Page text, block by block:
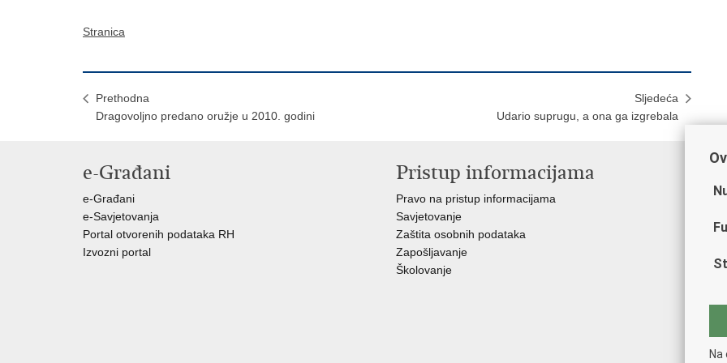
Stranica
Prethodna
Dragovoljno predano oružje u 2010. godini
Sljedeća
Udario suprugu, a ona ga izgrebala
e-Građani
e-Građani
e-Savjetovanja
Portal otvorenih podataka RH
Izvozni portal
Pristup informacijama
Pravo na pristup informacijama
Savjetovanje
Zaštita osobnih podataka
Zapošljavanje
Školovanje